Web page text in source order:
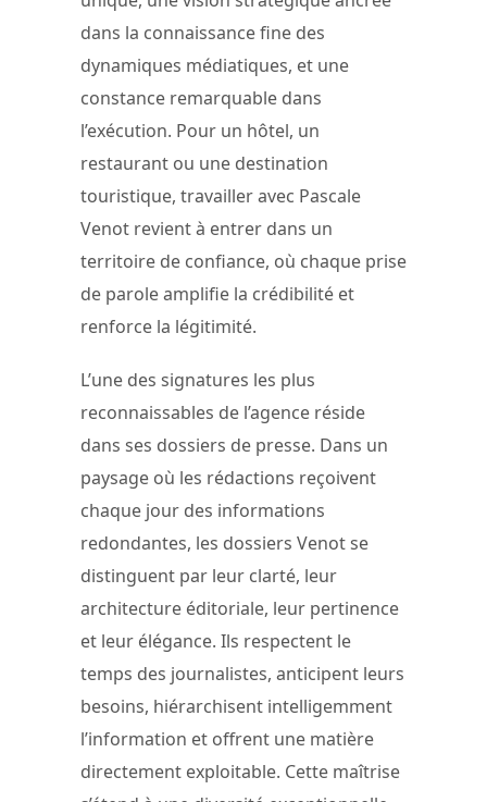
dans la connaissance fine des
dynamiques médiatiques, et une
constance remarquable dans
l’exécution. Pour un hôtel, un
restaurant ou une destination
touristique, travailler avec Pascale
Venot revient à entrer dans un
territoire de confiance, où chaque prise
de parole amplifie la crédibilité et
renforce la légitimité.
L’une des signatures les plus
reconnaissables de l’agence réside
dans ses dossiers de presse. Dans un
paysage où les rédactions reçoivent
chaque jour des informations
redondantes, les dossiers Venot se
distinguent par leur clarté, leur
architecture éditoriale, leur pertinence
et leur élégance. Ils respectent le
temps des journalistes, anticipent leurs
besoins, hiérarchisent intelligemment
l’information et offrent une matière
directement exploitable. Cette maîtrise